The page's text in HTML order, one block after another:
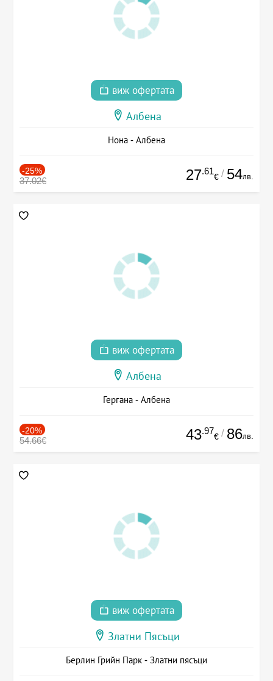
виж офертата
Албена
Нона - Албена
-25%
37.02€ 27.61
€ / 54лв.
виж офертата
Албена
Гергана - Албена
-20%
54.66€ 43.97
€ / 86лв.
виж офертата
Златни Пясъци
Берлин Грийн Парк - Златни пясъци